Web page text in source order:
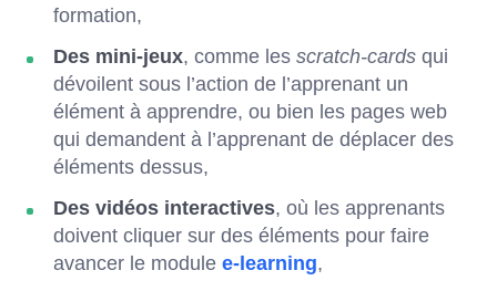
formation,
Des mini-jeux, comme les scratch-cards qui
dévoilent sous l’action de l’apprenant un
élément à apprendre, ou bien les pages web
qui demandent à l’apprenant de déplacer des
éléments dessus,
Des vidéos interactives, où les apprenants
doivent cliquer sur des éléments pour faire
avancer le module e-learning,